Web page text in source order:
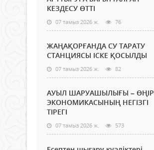
КЕЗДЕСУ ӨТТІ
07 тамыз 2026 ж. 76
ЖАҢАҚОРҒАНДА СУ ТАРАТУ
СТАНЦИЯСЫ ІСКЕ ҚОСЫЛДЫ
07 тамыз 2026 ж. 82
АУЫЛ ШАРУАШЫЛЫҒЫ – ӨҢІР
ЭКОНОМИКАСЫНЫҢ НЕГІЗГІ
ТІРЕГІ
07 тамыз 2026 ж. 573